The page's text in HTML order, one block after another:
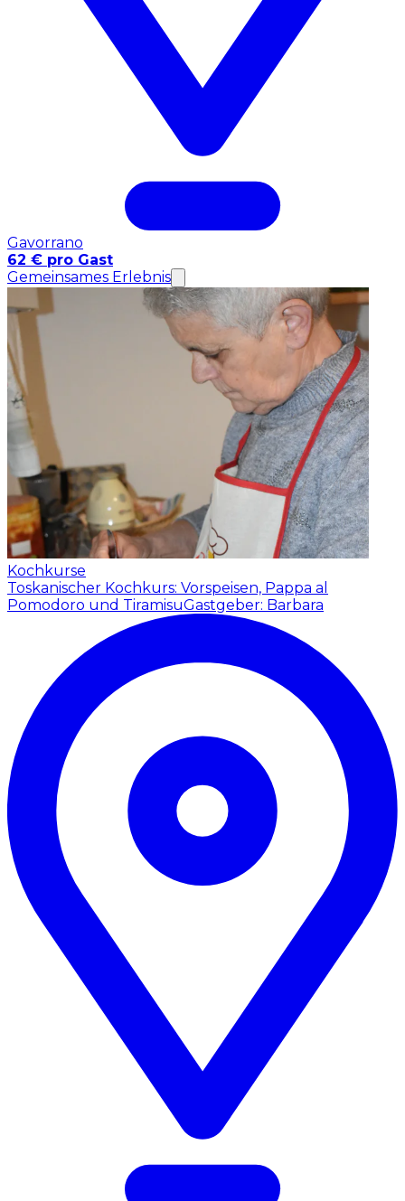
Gavorrano
62 € pro Gast
Gemeinsames Erlebnis
Kochkurse
Toskanischer Kochkurs: Vorspeisen, Pappa al
Pomodoro und TiramisuGastgeber: Barbara